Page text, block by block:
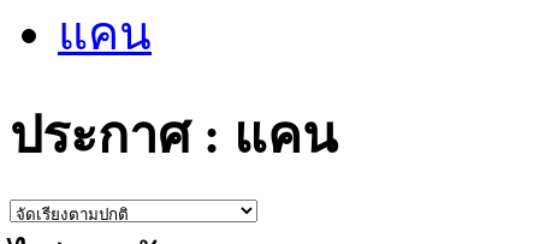
แคน
ประกาศ : แคน